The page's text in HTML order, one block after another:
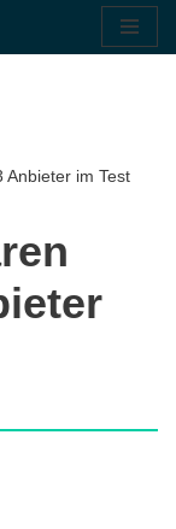
Anbieter im Test